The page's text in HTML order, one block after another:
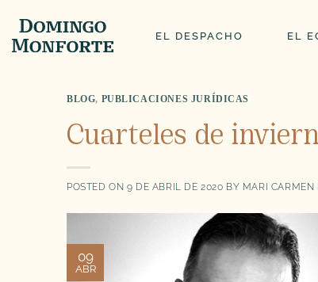
contenido
EL DESPACHO EL
BLOG, PUBLICACIONES JURÍDICAS
Cuarteles de
POSTED ON 9 DE ABRIL DE 2020 BY MARI CARMEN
09
ABR